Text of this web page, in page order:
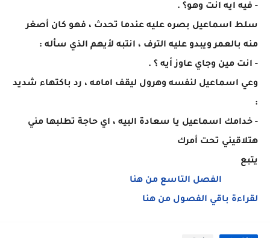
- فيه ايه انت وهو؟ .
سلط اسماعيل بصره عليه عندما تحدث ، فهو كان أصغر
منه بالعمر ويبدو عليه الترف ، انتبه لأيهم الذي سأله :
- انت مين وجاي عاوز أيه ؟ .
وعي اسماعيل لنفسه وهرول ليقف امامه ، رد باكتهاء شديد
:
- خدامك اسماعيل يا سعادة البيه ، اي حاجة تطلبها مني
هتلاقيني تحت أمرك
يتبع
الفصل التاسع من هنا
لقراءة باقي الفصول من هنا